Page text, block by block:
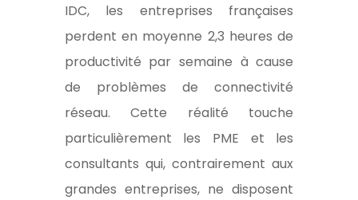
IDC,
les entreprises françaises
perdent en moyenne 2,3 heures de
productivité par semaine à cause
de problèmes de connectivité
réseau. Cette réalité touche
particulièrement les PME et les
consultants qui, contrairement aux
grandes entreprises, ne disposent